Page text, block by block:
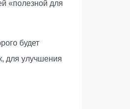
«полезной для
будет
для улучшения